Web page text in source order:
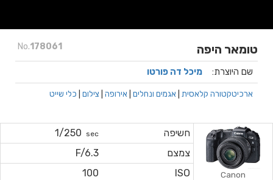
No.178061 טומאר היפה
שם היוצרת: מיכל דה פורטו
ארכיטקטורה קלאסית אגמים ונחלים אירופה צילום כלי שייט
חשיפה sec
1/250
צמצם
F/6.3
ISO
100
Canon